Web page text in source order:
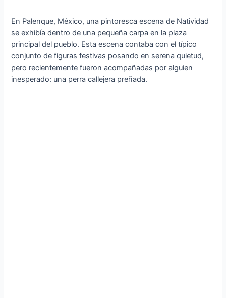
En Palenque, México, una pintoresca escena de Natividad
se exhibía dentro de una pequeña carpa en la plaza
principal del pueblo. Esta escena contaba con el típico
conjunto de figuras festivas posando en serena quietud,
pero recientemente fueron acompañadas por alguien
inesperado: una perra callejera preñada.